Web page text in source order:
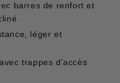
barres de renfort et
léger et
trappes d'accès